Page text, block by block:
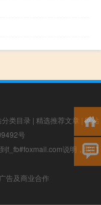
分类目录 | 精选推荐文章 |网站
号
f_fb#foxmail.com说明，我们
告及商业合作